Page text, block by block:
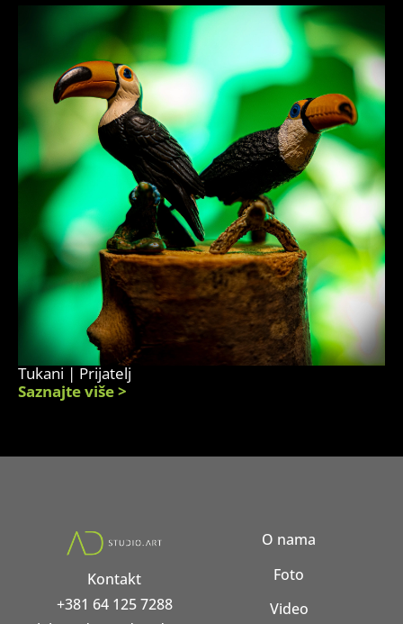
Tukani | Prijatelj
Saznajte više >
Kontakt
+381 64 125 7288
O nama
Foto
Video